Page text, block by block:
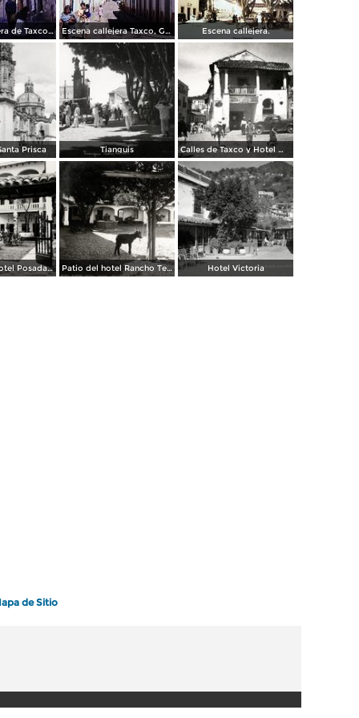
Escena callejera de Taxco, Guerrero 1967. Escena callejera Taxco, Guerrero 1967. Escena callejera.
Prisca Tianguis Calles de Taxco y Hotel Meléndez (izq.)
Portada del hotel Posada de la Misión Patio del hotel Rancho Telva Hotel Victoria
de Sitio